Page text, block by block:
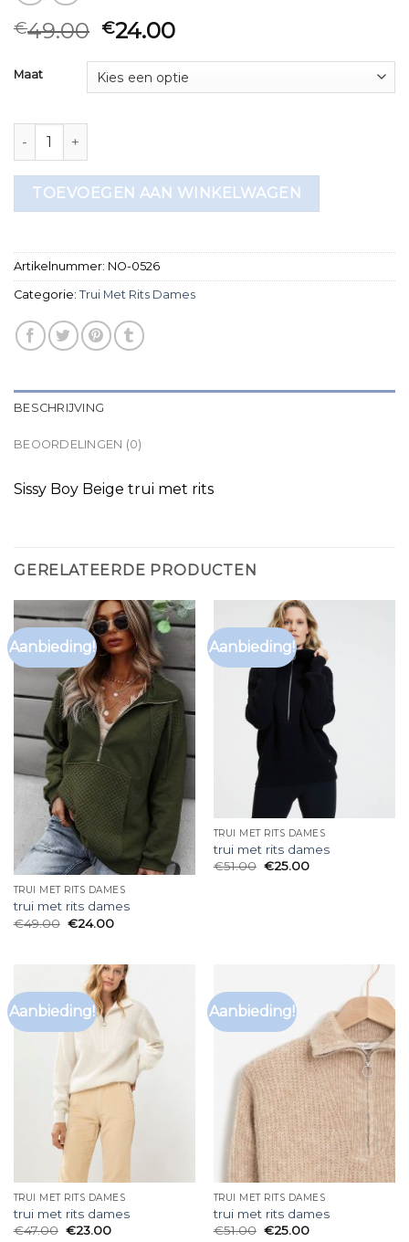
€49.00 €24.00
Maat
trui met rits dames aantal
TOEVOEGEN AAN WINKELWAGEN
Artikelnummer: NO-0526
Categorie: Trui Met Rits Dames
BESCHRIJVING
BEOORDELINGEN (0)
Sissy Boy Beige trui met rits
GERELATEERDE PRODUCTEN
Aanbieding!
TRUI MET RITS DAMES
trui met rits dames
€49.00 €24.00
Aanbieding!
TRUI MET RITS DAMES
trui met rits dames
€51.00 €25.00
Aanbieding!
TRUI MET RITS DAMES
trui met rits dames
€47.00 €23.00
Aanbieding!
TRUI MET RITS DAMES
trui met rits dames
€51.00 €25.00